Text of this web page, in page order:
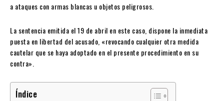
a ataques con armas blancas u objetos peligrosos.
La sentencia emitida el 19 de abril en este caso, dispone la inmediata
puesta en libertad del acusado, «revocando cualquier otra medida
cautelar que se haya adoptado en el presente procedimiento en su
contra».
Índice